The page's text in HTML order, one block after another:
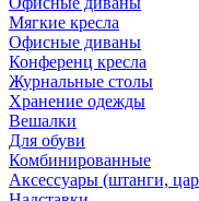
Мягкие кресла
Офисные диваны
Конференц кресла
Журнальные столы
Хранение одежды
Вешалки
Для обуви
Комбинированные
Аксессуары (штанги,